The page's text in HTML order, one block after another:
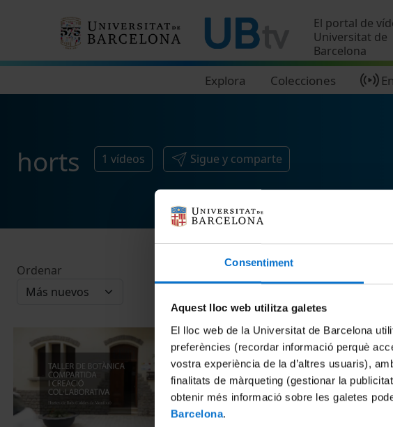
Consentiment
Aquest lloc web utilitza galetes
El lloc web de la Universitat de Barcelona
preferències (recordar informació perquè
vostra experiència de la d’altres usuaris),
finalitats de màrqueting (gestionar la
obtenir més informació sobre les galetes
Barcelona.
El portal de
Universitat de
Barcelona
Explora Colecciones
horts 1 vídeos Sigue y comparte
Ordenar